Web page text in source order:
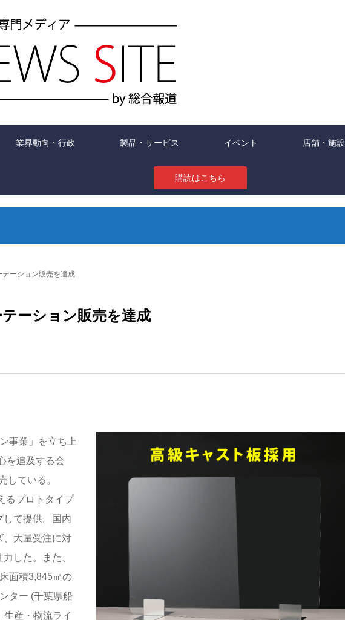
業界動向・行政 製品・サービス イベント 店舗・施設
購読はこちら
テーション販売を達成
テーション販売を達成
事業」を立ち上
を追及する会
している。
るプロトタイプ
して提供。国内
、大量受注に対
した。また、
面積3,845㎡の
ター (千葉県船
産・物流ライ